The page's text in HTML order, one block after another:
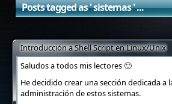
Posts tagged as ' sistemas ' ...
Introducción a Shell Script en Linux/Unix
Saludos a todos mis lectores 🙂
He decidido crear una sección dedicada
administración de estos sistemas.